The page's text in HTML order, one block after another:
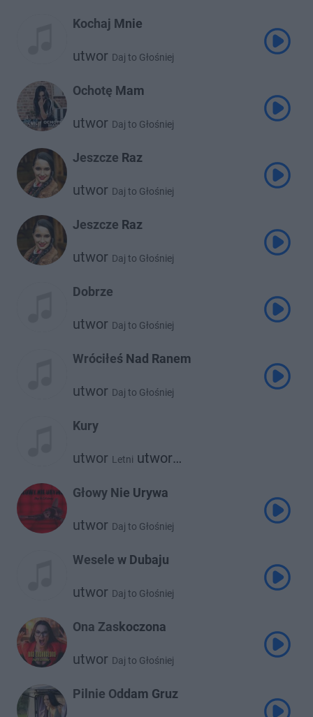
Kochaj Mnie
utwor Daj to Głośniej
Ochotę Mam
utwor Daj to Głośniej
Jeszcze Raz
utwor Daj to Głośniej
Jeszcze Raz
utwor Daj to Głośniej
Dobrze
utwor Daj to Głośniej
Wróciłeś Nad Ranem
utwor Daj to Głośniej
Kury
utwor Letni utwor
Głowy Nie Urywa
utwor Daj to Głośniej
Wesele w Dubaju
utwor Daj to Głośniej
Ona Zaskoczona
utwor Daj to Głośniej
Pilnie Oddam Gruz